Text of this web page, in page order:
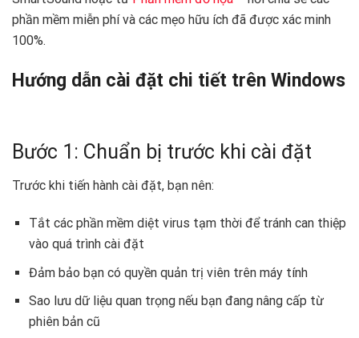
phần mềm miễn phí và các mẹo hữu ích đã được xác minh
100%.
Hướng dẫn cài đặt chi tiết trên Windows
Bước 1: Chuẩn bị trước khi cài đặt
Trước khi tiến hành cài đặt, bạn nên:
Tắt các phần mềm diệt virus tạm thời để tránh can thiệp
vào quá trình cài đặt
Đảm bảo bạn có quyền quản trị viên trên máy tính
Sao lưu dữ liệu quan trọng nếu bạn đang nâng cấp từ
phiên bản cũ